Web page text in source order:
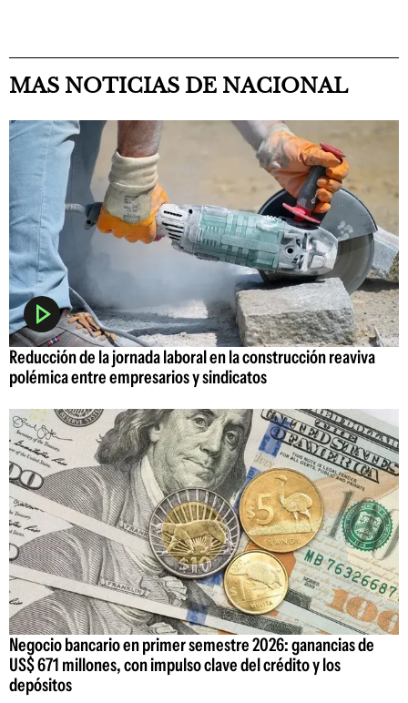
MAS NOTICIAS DE NACIONAL
Reducción de la jornada laboral en la construcción reaviva
polémica entre empresarios y sindicatos
Negocio bancario en primer semestre 2026: ganancias de
US$ 671 millones, con impulso clave del crédito y los
depósitos